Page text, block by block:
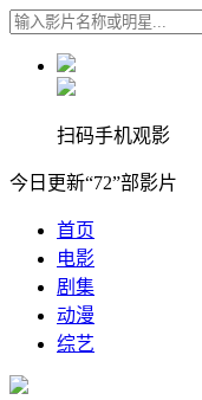
扫码手机观影
今日更新“72”部影片
首页
电影
剧集
动漫
综艺